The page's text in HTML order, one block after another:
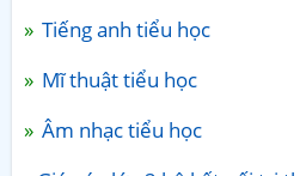
Tiếng anh tiểu học
Mĩ thuật tiểu học
Âm nhạc tiểu học